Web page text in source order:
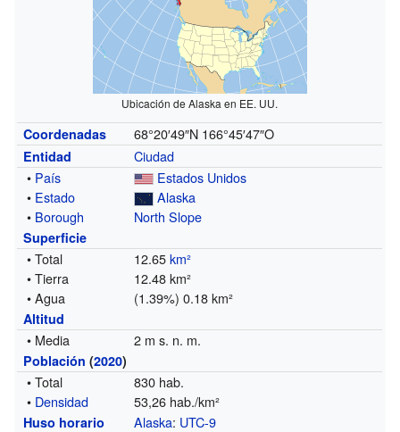
Ubicación de Alaska en EE. UU.
Coordenadas 68°20′49″N 166°45′47″O
Entidad
Ciudad
• País
Estados Unidos
• Estado
Alaska
• Borough North Slope
Superficie
• Total 12.65km²
• Tierra
12.48 km²
• Agua
(1.39%) 0.18 km²
Altitud
• Media 2 m s. n. m.
Población (2020)
• Total
830 hab.
• Densidad 53,26 hab./km²
Huso horario Alaska: UTC-9